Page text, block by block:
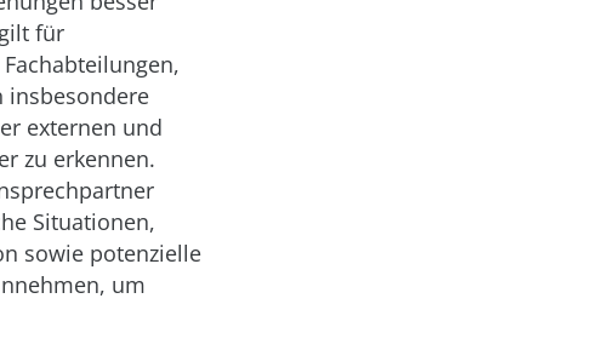
für
insbesondere
externen und
zu erkennen.
Situationen,
sowie potenzielle
um